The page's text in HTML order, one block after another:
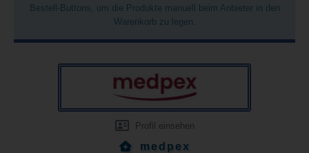
Bestell-Buttons, um die Produkte manuell beim Anbieter in den
Warenkorb zu legen.
Profil einsehen
medpex